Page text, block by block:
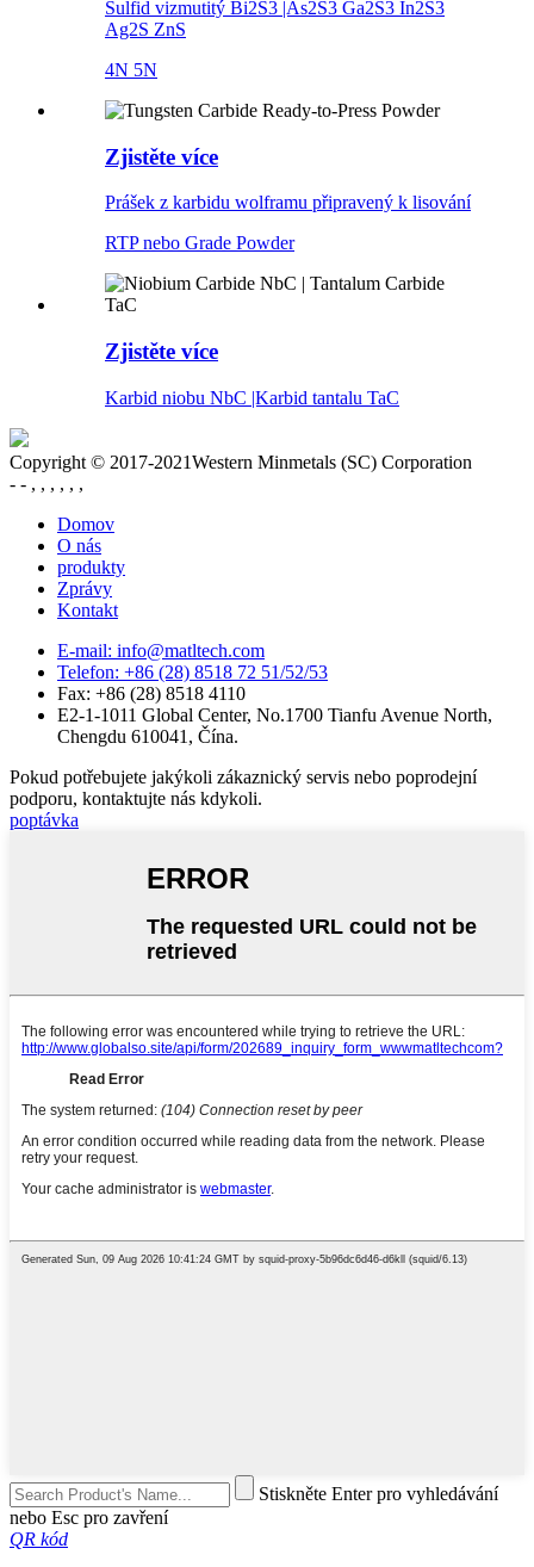
Sulfid vizmutitý Bi2S3 |As2S3 Ga2S3 In2S3
Ag2S ZnS
4N 5N
Zjistěte více
Prášek z karbidu wolframu připravený k lisování
RTP nebo Grade Powder
Zjistěte více
Karbid niobu NbC |Karbid tantalu TaC
Copyright © 2017-2021Western Minmetals (SC) Corporation
- - , , , , , ,
Domov
O nás
produkty
Zprávy
Kontakt
E-mail: info@matltech.com
Telefon: +86 (28) 8518 72 51/52/53
Fax: +86 (28) 8518 4110
E2-1-1011 Global Center, No.1700 Tianfu Avenue North,
Chengdu 610041, Čína.
Pokud potřebujete jakýkoli zákaznický servis nebo poprodejní
podporu, kontaktujte nás kdykoli.
poptávka
Stiskněte Enter pro vyhledávání
nebo Esc pro zavření
QR kód